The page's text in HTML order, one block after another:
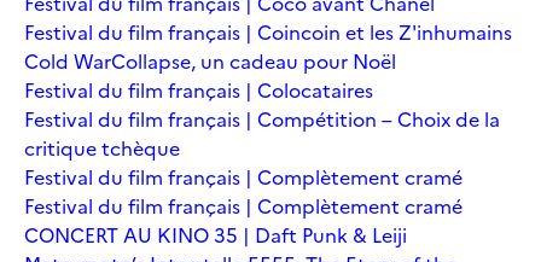
Festival du film français | Coincoin et les Z'inhumains
Cold WarCollapse, un cadeau pour Noël
Festival du film français | Colocataires
Festival du film français | Compétition – Choix de la
critique tchèque
Festival du film français | Complètement cramé
Festival du film français | Complètement cramé
CONCERT AU KINO 35 | Daft Punk & Leiji